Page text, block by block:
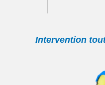
Intervention